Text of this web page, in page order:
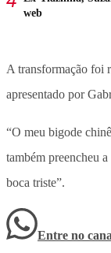
web
A transformação foi
apresentado por
“O meu bigode
também preencheu
boca triste”.
Entre no